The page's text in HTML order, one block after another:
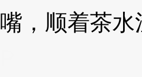
嘴，顺着茶